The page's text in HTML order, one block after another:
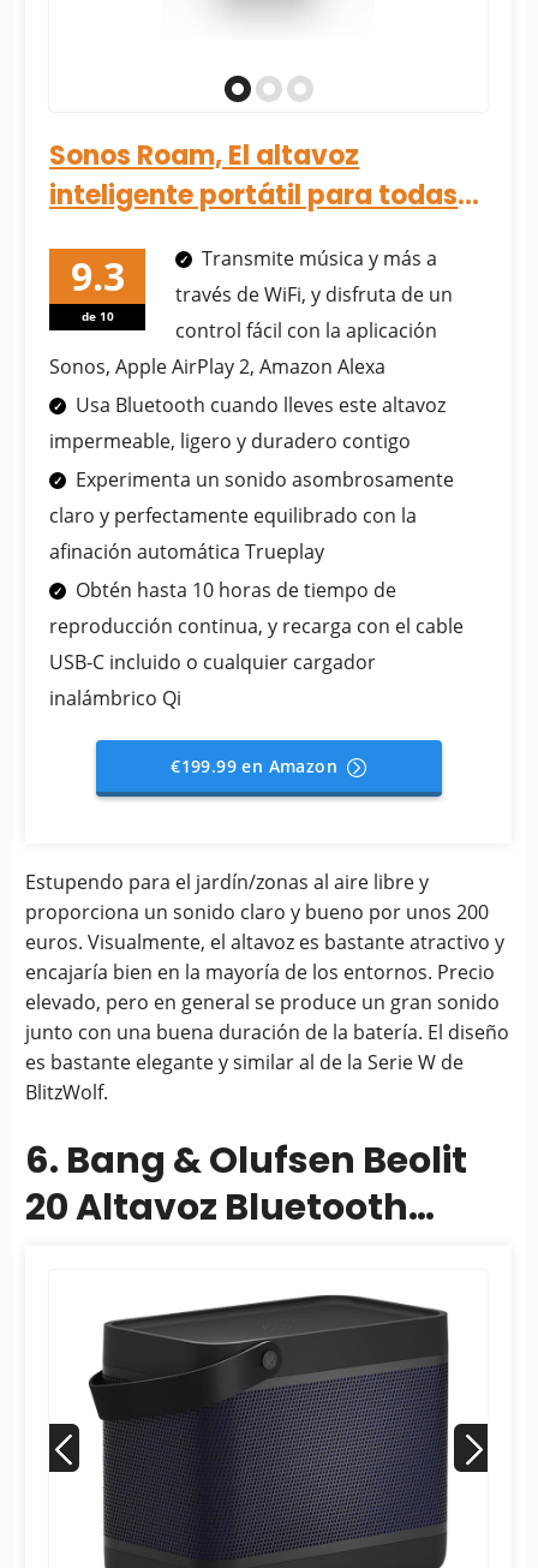
Sonos Roam, El altavoz
inteligente portátil para todas
(Con.....
de 10
Transmite música y más a
través de WiFi, y disfruta de un
control fácil con la aplicación
Sonos, Apple AirPlay 2, Amazon Alexa
Usa Bluetooth cuando lleves este altavoz
impermeable, ligero y duradero contigo
Experimenta un sonido asombrosamente
claro y perfectamente equilibrado con la
afinación automática Trueplay
Obtén hasta 10 horas de tiempo de
reproducción continua, y recarga con el cable
USB-C incluido o cualquier cargador
inalámbrico Qi
€199.99 en Amazon
Estupendo para el jardín/zonas al aire libre y
proporciona un sonido claro y bueno por unos 200
euros. Visualmente, el altavoz es bastante atractivo y
encajaría bien en la mayoría de los entornos. Precio
elevado, pero en general se produce un gran sonido
junto con una buena duración de la batería. El diseño
es bastante elegante y similar al de la Serie W de
BlitzWolf.
6. Bang & Olufsen Beolit
20 Altavoz Bluetooth
Antracita...